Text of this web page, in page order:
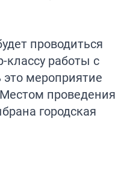
проводиться
классу работы с
мероприятие
проведения
городская